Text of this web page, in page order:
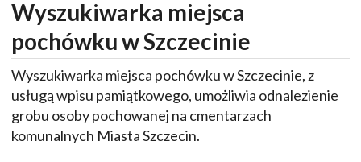
Wyszukiwarka miejsca
pochówku w Szczecinie
Wyszukiwarka miejsca pochówku w Szczecinie, z
usługą wpisu pamiątkowego, umożliwia odnalezienie
grobu osoby pochowanej na cmentarzach
komunalnych Miasta Szczecin.